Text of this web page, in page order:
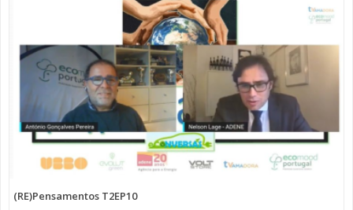
(RE)Pensamentos T2EP10